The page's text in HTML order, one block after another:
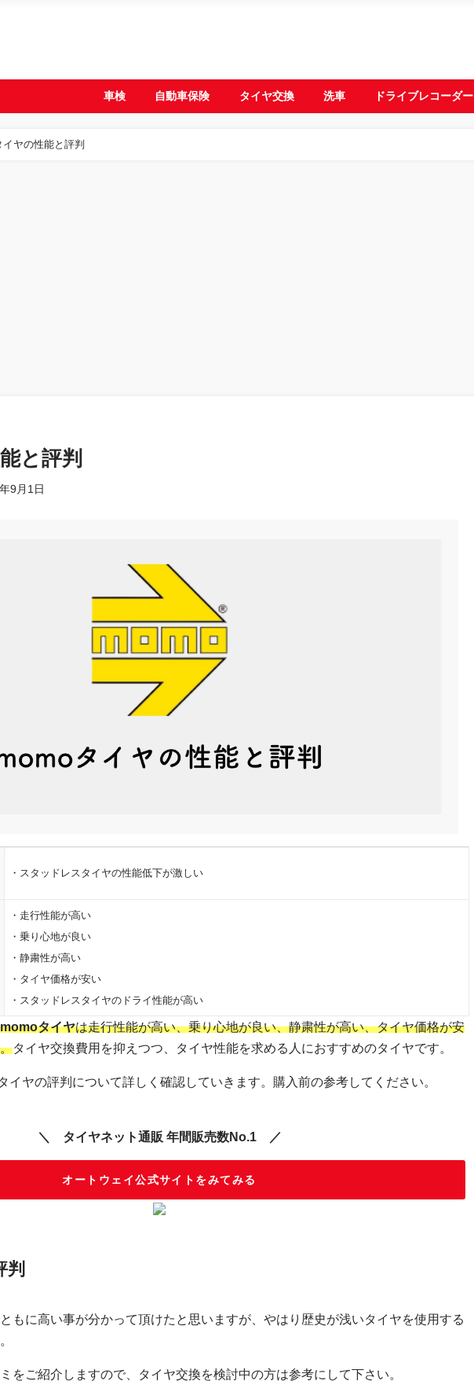
車検 自動車保険 タイヤ交換 洗車 ドライブレコーダー
イヤの性能と評判
と評判
9月1日
・スタッドレスタイヤの性能低下が激しい
・走行性能が高い
・乗り心地が良い
・静粛性が高い
・タイヤ価格が安い
・スタッドレスタイヤのドライ性能が高い
momoタイヤは走行性能が高い、乗り心地が良い、静粛性が高い、タイヤ価格が安
タイヤ交換費用を抑えつつ、タイヤ性能を求める人におすすめのタイヤです。
イヤの評判について詳しく確認していきます。購入前の参考してください。
＼ タイヤネット通販 年間販売数No.1 ／
オートウェイ公式サイトをみてみる
判
もに高い事が分かって頂けたと思いますが、やはり歴史が浅いタイヤを使用する
をご紹介しますので、タイヤ交換を検討中の方は参考にして下さい。